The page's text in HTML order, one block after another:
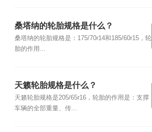
桑塔纳的轮胎规格是什么？
桑塔纳的轮胎规格是：175/70r14和185/60r15，轮
胎的作用...
天籁轮胎规格是什么？
天籁轮胎规格是205/65r16，轮胎的作用是：支撑
车辆的全部重量、传...